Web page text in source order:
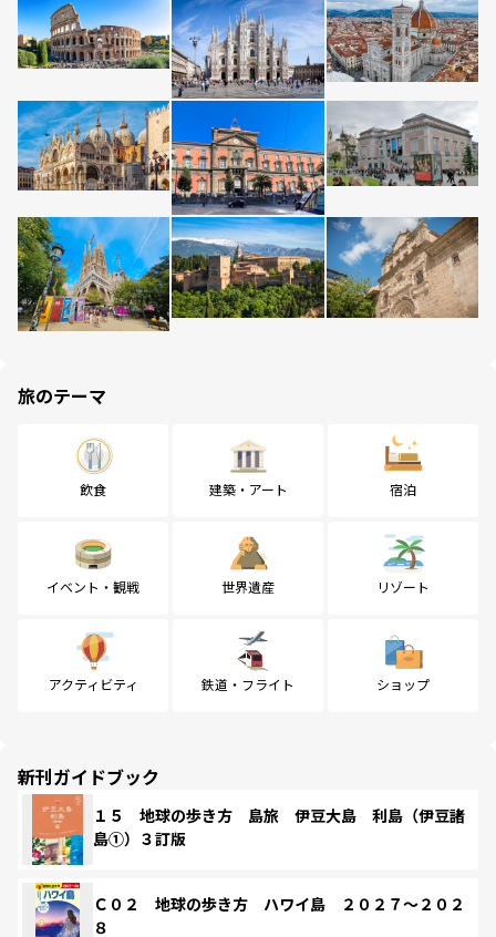
旅のテーマ
飲食 建築・アート 宿泊
イベント・観戦 世界遺産 リゾート
アクティビティ 鉄道・フライト ショップ
新刊ガイドブック
１５ 地球の歩き方 島旅 伊豆大島 利島（伊豆諸
島①）３訂版
Ｃ０２ 地球の歩き方 ハワイ島 ２０２７～２０２
８